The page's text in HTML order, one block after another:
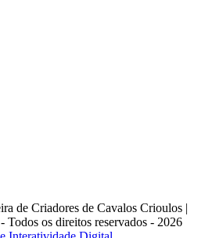
de Criadores de Cavalos Crioulos |
- Todos os direitos reservados - 2026